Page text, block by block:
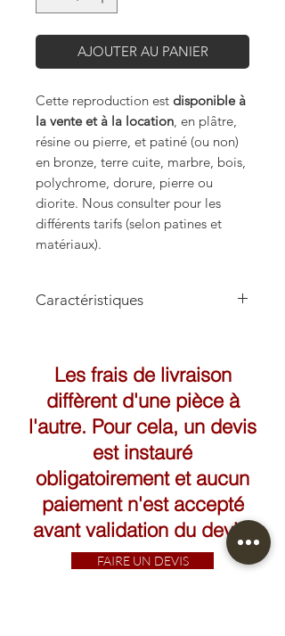
AJOUTER AU PANIER
Cette reproduction est disponible à
la vente et à la location, en plâtre,
résine ou pierre, et patiné (ou non)
en bronze, terre cuite, marbre, bois,
polychrome, dorure, pierre ou
diorite. Nous consulter pour les
différents tarifs (selon patines et
matériaux).
Caractéristiques
Les frais de livraison
diffèrent d'une pièce à
l'autre. Pour cela, un devis
est instauré
obligatoirement et aucun
paiement n'est accepté
avant validation du devis.
FAIRE UN DEVIS